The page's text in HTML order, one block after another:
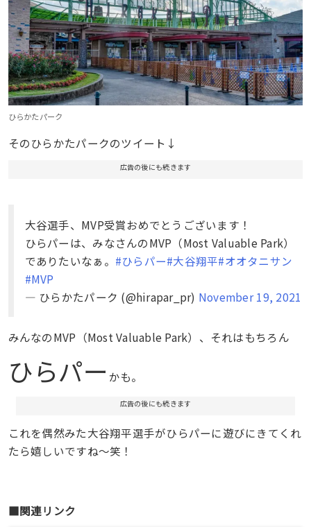
ひらかたパーク
そのひらかたパークのツイート↓
広告の後にも続きます
大谷選手、MVP受賞おめでとうございます！
ひらパーは、みなさんのMVP（Most Valuable Park）
でありたいなぁ。 #ひらパー#大谷翔平#オオタニサン
#MVP
— ひらかたパーク (@hirapar_pr) November 19, 2021
みんなのMVP（Most Valuable Park）、それはもちろん
ひらパー かも。
広告の後にも続きます
これを偶然みた大谷翔平選手がひらパーに遊びにきてくれ
たら嬉しいですね〜笑！
■関連リンク